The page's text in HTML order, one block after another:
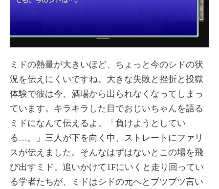
ミドの熱量が大きいほど、ちょっと今のシドの状
況を伝えにくいですね。大きな失敗と挫折と投獄
体験で彼は今、酒場から出られなくなってしまっ
ています。キラキラした目でおじいちゃんを語る
ミドになんて伝えるよ。「負けようとしてい
る…。」三人が下を向く中、ストレートにファリ
スが伝えました。そんなはずはないとこの場を飛
び出すミド。追いかけて1Fにいくと走り回ってい
る学者たちが、ミドはシドの元へとブツブツ言い